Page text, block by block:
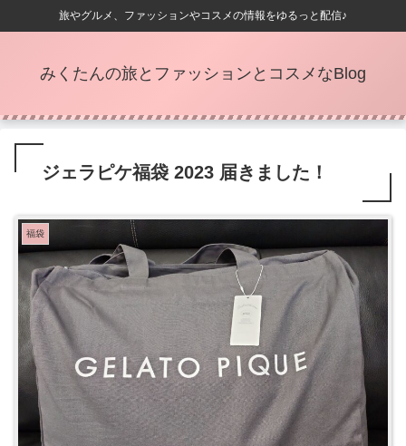
旅やグルメ、ファッションやコスメの情報をゆるっと配信♪
みくたんの旅とファッションとコスメなBlog
ジェラピケ福袋 2023 届きました！
福袋